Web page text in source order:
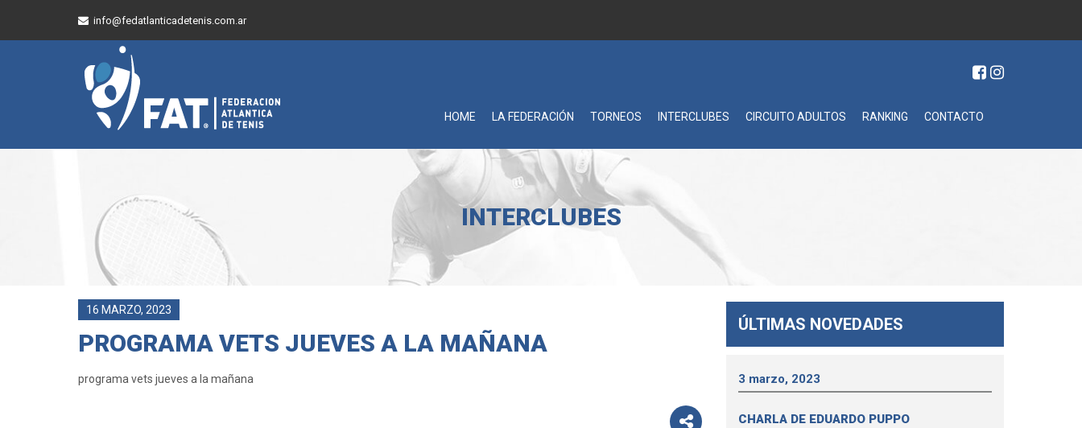
info@fedatlanticadetenis.com.ar
HOME LA FEDERACIÓN TORNEOS INTERCLUBES CIRCUITO ADULTOS RANKING CONTACTO
INTERCLUBES
16 MARZO, 2023
PROGRAMA VETS JUEVES A LA MAÑANA
programa vets jueves a la mañana
ÚLTIMAS NOVEDADES
3 marzo, 2023
CHARLA DE EDUARDO PUPPO